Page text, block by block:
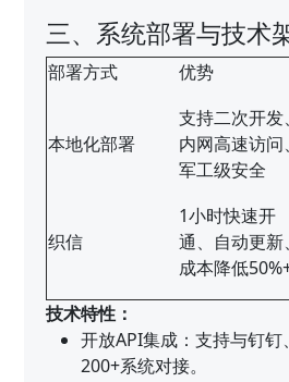
三、系统部署与技术
部署方式 优势
本地化部署
支持二次开发、
内网高速访问、
军工级安全
织信
1小时快速开
通、自动更新、
成本降低
技术特性：
开放API集成：支持与钉钉
200+系统对接。